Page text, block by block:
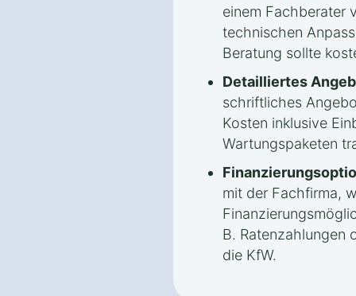
einem Fachberater
technischen
Beratung sollte
Detailliertes
schriftliches
Kosten inklusive
Wartungspaketen
mit der Fachfirma,
B. Ratenzahlungen
die KfW.